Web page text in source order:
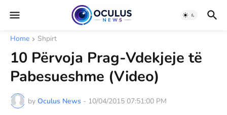
Home Shpirt
10 Përvoja Prag-Vdekjeje të
Pabesueshme (Video)
by Oculus News - 10/04/2015 07:51:00 PM